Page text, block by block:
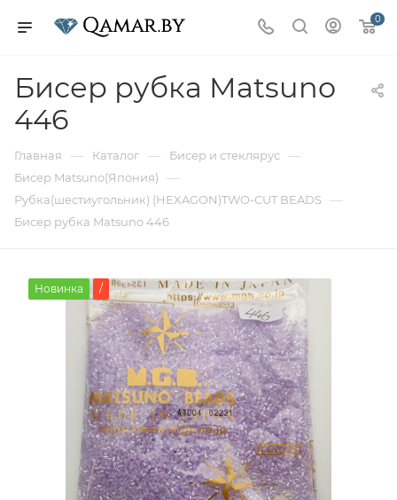
0
Бисер рубка Matsuno
446
Главная — Каталог — Бисер и стеклярус —
Бисер Matsuno(Япония) —
Рубка(шестиугольник) (HEXAGON)TWO-CUT BEADS —
Бисер рубка Matsuno 446
Новинка /